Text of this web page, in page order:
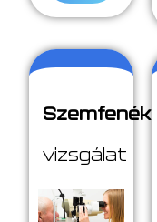
Szemfenék
vizsgálat